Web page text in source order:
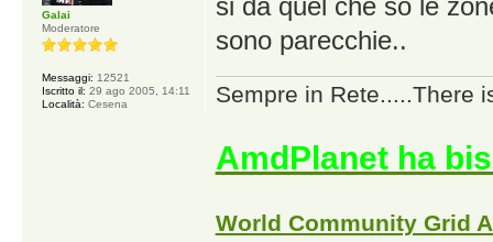
si da quel che so le
sono parecchie..
Sempre in Rete.....There
AmdPlanet ha
World Community Grid
Galai
Moderatore
Messaggi: 12521
Iscritto il: 29 ago 2005, 14:11
Località: Cesena